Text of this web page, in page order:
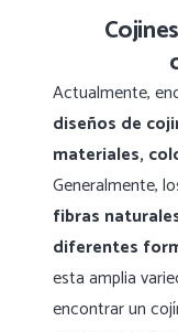
Actualmente,
diseños de
materiales,
Generalmente,
fibras
diferentes
esta amplia
encontrar un